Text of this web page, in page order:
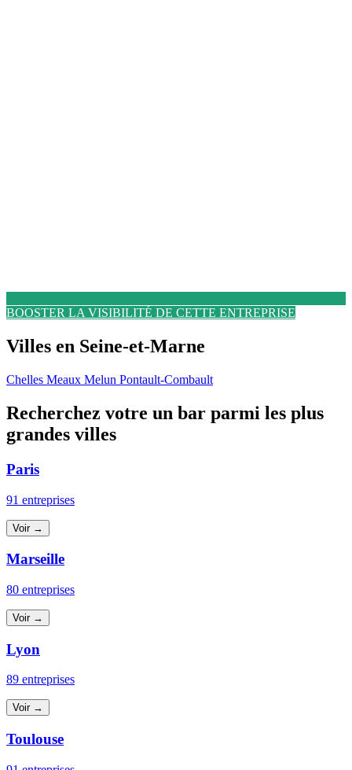
BOOSTER LA VISIBILITÉ DE CETTE ENTREPRISE
Villes en Seine-et-Marne
Chelles Meaux Melun Pontault-Combault
Recherchez votre un bar parmi les plus
grandes villes
Paris
91 entreprises
Voir →
Marseille
80 entreprises
Voir →
Lyon
89 entreprises
Voir →
Toulouse